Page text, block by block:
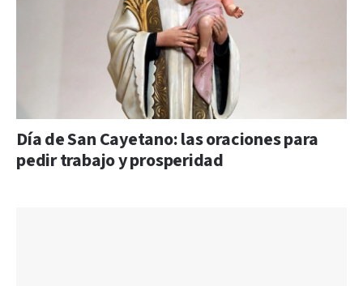
Día de San Cayetano: las oraciones para
pedir trabajo y prosperidad